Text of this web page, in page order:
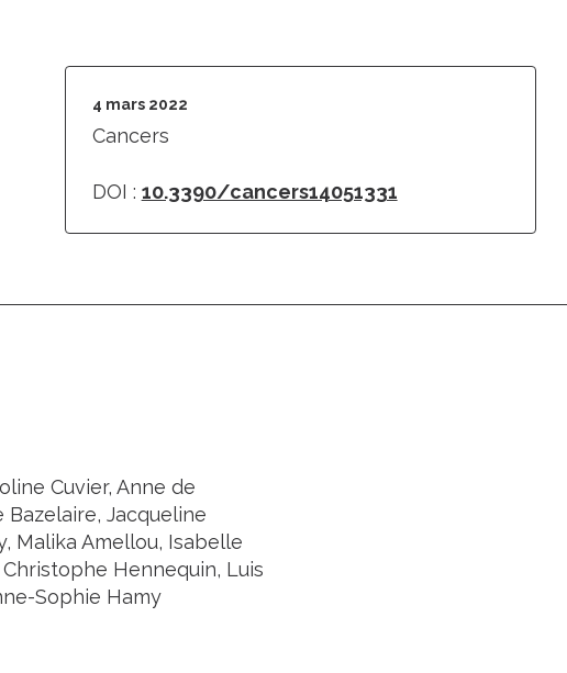
4 mars 2022
Cancers
DOI : 10.3390/cancers14051331
Cuvier, Anne de
Bazelaire, Jacqueline
Malika Amellou, Isabelle
Hennequin, Luis
Sophie Hamy